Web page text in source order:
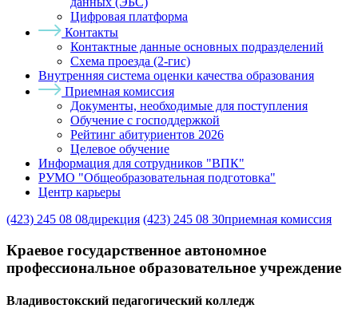
Цифровая платформа
Контакты
Контактные данные основных подразделений
Схема проезда (2-гис)
Внутренняя система оценки качества образования
Приемная комиссия
Документы, необходимые для поступления
Обучение с господдержкой
Рейтинг абитуриентов 2026
Целевое обучение
Информация для сотрудников "ВПК"
РУМО "Общеобразовательная подготовка"
Центр карьеры
(423) 245 08 08дирекция (423) 245 08 30приемная комиссия
Краевое государственное автономное
профессиональное образовательное учреждение
Владивостокский педагогический колледж